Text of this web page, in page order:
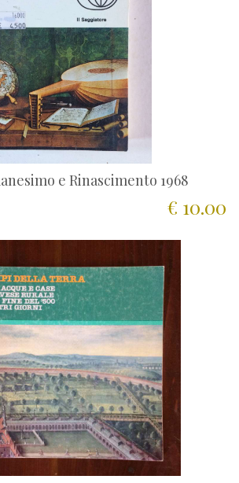
e Rinascimento 1968
€ 10.00